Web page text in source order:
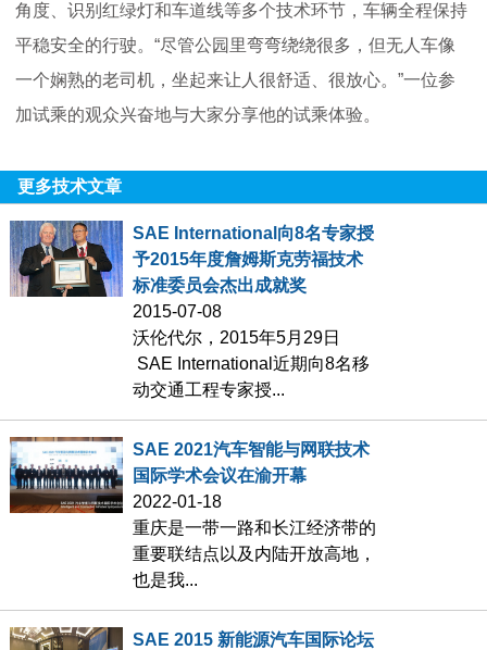
角度、识别红绿灯和车道线等多个技术环节，车辆全程保持
平稳安全的行驶。“尽管公园里弯弯绕绕很多，但无人车像
一个娴熟的老司机，坐起来让人很舒适、很放心。”一位参
加试乘的观众兴奋地与大家分享他的试乘体验。
更多技术文章
SAE International向8名专家授
予2015年度詹姆斯克劳福技术
标准委员会杰出成就奖
2015-07-08
沃伦代尔，2015年5月29日
SAE International近期向8名移
动交通工程专家授...
SAE 2021汽车智能与网联技术
国际学术会议在渝开幕
2022-01-18
‍重庆是一带一路和长江经济带的
重要联结点以及内陆开放高地，
也是我...
SAE 2015 新能源汽车国际论坛